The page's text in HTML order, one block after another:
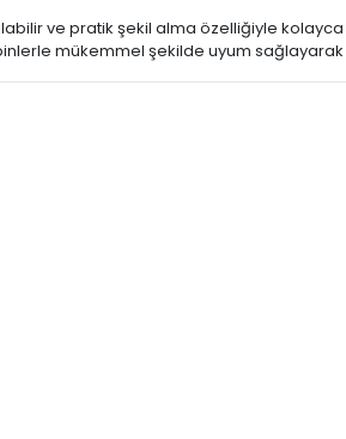
ve pratik şekil alma özelliğiyle
mükemmel şekilde uyum sağlayarak